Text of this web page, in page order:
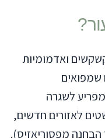
ואדמומיות
שמפואים
לשגרה
לאזורים חדשים,
מפסוריאזיס).